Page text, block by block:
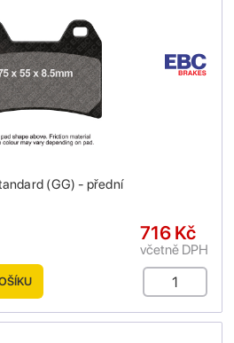
(GG) - přední
716 Kč
včetně DPH